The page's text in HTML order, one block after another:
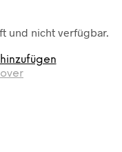
und nicht verfügbar.